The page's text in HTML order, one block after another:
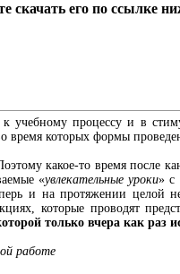
скачать его по ссылке
учебному процессу и в
время которых формы
какое-то время после
«увлекательные уроки» с
и на протяжении целой
которые проводят
только вчера как раз
работе